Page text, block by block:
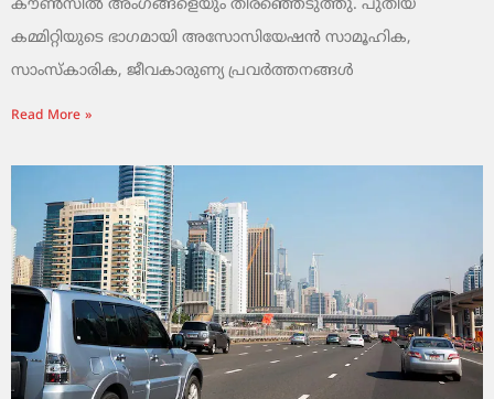
കൗൺസിൽ അംഗങ്ങളെയും തിരഞ്ഞെടുത്തു. പുതിയ
കമ്മിറ്റിയുടെ ഭാഗമായി അസോസിയേഷൻ സാമൂഹിക,
സാംസ്‌കാരിക, ജീവകാരുണ്യ പ്രവർത്തനങ്ങൾ
Read More »